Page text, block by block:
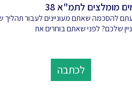
מומלצים לתמ"א 38
שלכם? לפני שאתם בוחרים את
לכתבה